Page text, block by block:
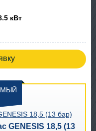
кВт
GENESIS 18,5 (13